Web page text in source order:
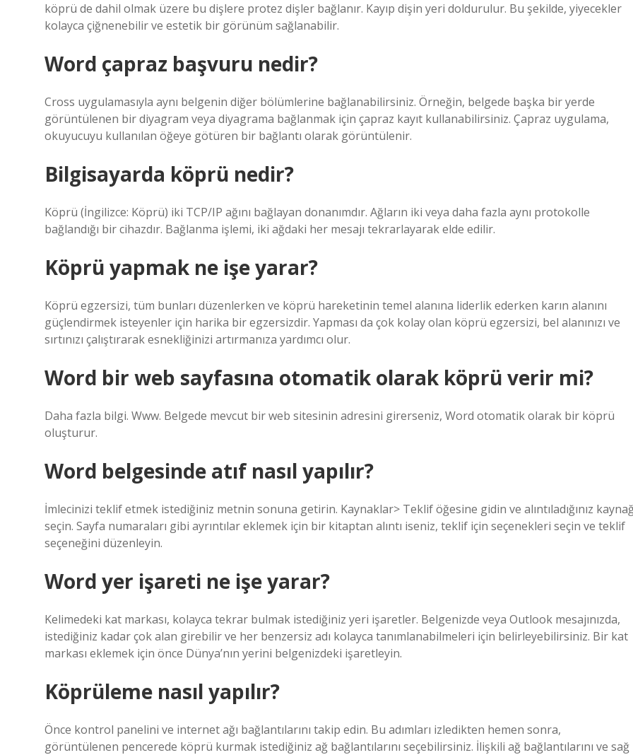
köprü de dahil olmak üzere bu dişlere protez dişler bağlanır. Kayıp dişin yeri doldurulur. Bu şekilde, yiyecekler
kolayca çiğnenebilir ve estetik bir görünüm sağlanabilir.
Word çapraz başvuru nedir?
Cross uygulamasıyla aynı belgenin diğer bölümlerine bağlanabilirsiniz. Örneğin, belgede başka bir yerde
görüntülenen bir diyagram veya diyagrama bağlanmak için çapraz kayıt kullanabilirsiniz. Çapraz uygulama,
okuyucuyu kullanılan öğeye götüren bir bağlantı olarak görüntülenir.
Bilgisayarda köprü nedir?
Köprü (İngilizce: Köprü) iki TCP/IP ağını bağlayan donanımdır. Ağların iki veya daha fazla aynı protokolle
bağlandığı bir cihazdır. Bağlanma işlemi, iki ağdaki her mesajı tekrarlayarak elde edilir.
Köprü yapmak ne işe yarar?
Köprü egzersizi, tüm bunları düzenlerken ve köprü hareketinin temel alanına liderlik ederken karın alanını
güçlendirmek isteyenler için harika bir egzersizdir. Yapması da çok kolay olan köprü egzersizi, bel alanınızı ve
sırtınızı çalıştırarak esnekliğinizi artırmanıza yardımcı olur.
Word bir web sayfasına otomatik olarak köprü verir mi?
Daha fazla bilgi. Www. Belgede mevcut bir web sitesinin adresini girerseniz, Word otomatik olarak bir köprü
oluşturur.
Word belgesinde atıf nasıl yapılır?
İmlecinizi teklif etmek istediğiniz metnin sonuna getirin. Kaynaklar> Teklif öğesine gidin ve alıntıladığınız
seçin. Sayfa numaraları gibi ayrıntılar eklemek için bir kitaptan alıntı iseniz, teklif için seçenekleri seçin ve teklif
seçeneğini düzenleyin.
Word yer işareti ne işe yarar?
Kelimedeki kat markası, kolayca tekrar bulmak istediğiniz yeri işaretler. Belgenizde veya Outlook mesajınızda,
istediğiniz kadar çok alan girebilir ve her benzersiz adı kolayca tanımlanabilmeleri için belirleyebilirsiniz. Bir kat
markası eklemek için önce Dünya’nın yerini belgenizdeki işaretleyin.
Köprüleme nasıl yapılır?
Önce kontrol panelini ve internet ağı bağlantılarını takip edin. Bu adımları izledikten hemen sonra,
görüntülenen pencerede köprü kurmak istediğiniz ağ bağlantılarını seçebilirsiniz. İlişkili ağ bağlantılarını ve sağ